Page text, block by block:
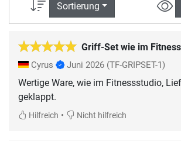
Sortierung
Griff-Set wie im
Cyrus Juni 2026 (TF-GRIPSET-1)
Wertige Ware, wie im Fitnessstudio,
geklappt.
Hilfreich • Nicht hilfreich